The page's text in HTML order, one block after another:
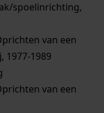
spoelinrichting,
van een
1977-1989
van een